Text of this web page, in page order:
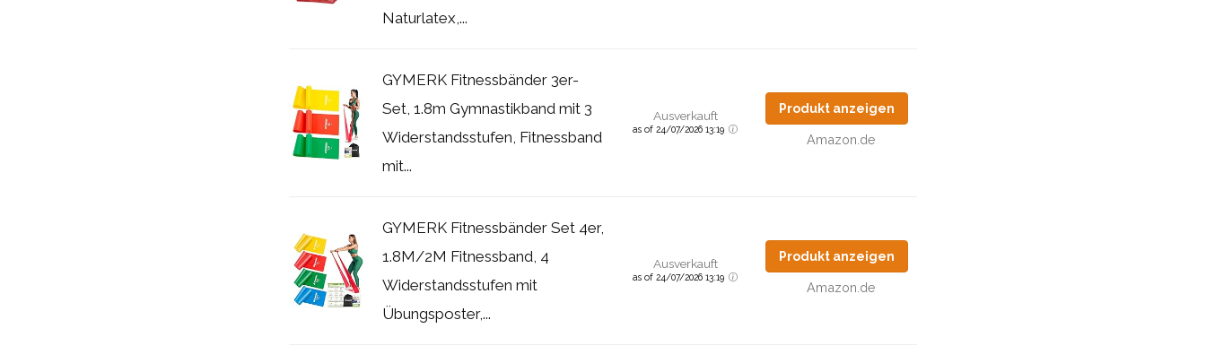
Naturlatex,...
GYMERK Fitnessbänder 3er-
Set, 1.8m Gymnastikband mit 3
Widerstandsstufen, Fitnessband
mit...
Ausverkauft
as of 24/07/2026 13:19
Produkt anzeigen
Amazon.de
GYMERK Fitnessbänder Set 4er,
1.8M/2M Fitnessband, 4
Widerstandsstufen mit
Übungsposter,...
Ausverkauft
as of 24/07/2026 13:19
Produkt anzeigen
Amazon.de